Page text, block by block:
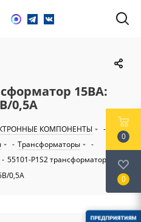
15ВА:
0,5А
КОМПОНЕНТЫ
-
- Трансформаторы
-
- 55101-P1S2 трансформатор 15ВА:
0,5А
0
0